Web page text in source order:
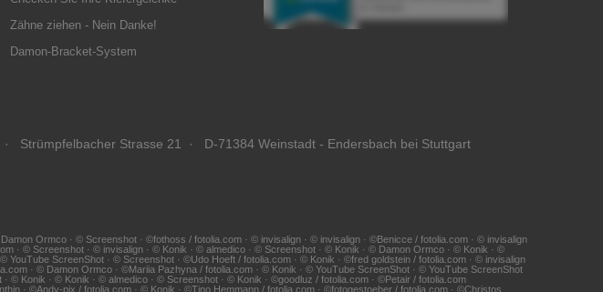
Zähne ziehen - Nein Danke!
Damon-Bracket-System
Strümpfelbacher Strasse 21 · D-71384 Weinstadt - Endersbach bei Stuttgart
Ormco · © Screenshot · ©fothoss / fotolia.com · © invisalign · © invisalign · ©Benicce / fotolia.com · © invisalign
· © Screenshot · © invisalign · © Konik · © almedico · © Screenshot · © Konik · © Damon Ormco · © Konik · ©
ScreenShot · © Screenshot · ©Udo Hoeft / fotolia.com · © Konik · ©fred goldstein / fotolia.com · © invisalign
· © Damon Ormco · ©Mariia Pazhyna / fotolia.com · © Konik · © YouTube ScreenShot · © YouTube ScreenShot
Konik · © Konik · © almedico · © Screenshot · © Konik · ©goodluz / fotolia.com · ©Petair / fotolia.com
· ©Andy-pix / fotolia.com · © Konik · ©Tino Hemmann / fotolia.com · ©fotogestoeber / fotolia.com · ©Christos